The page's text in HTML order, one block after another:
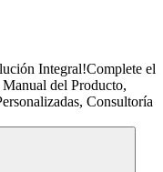
Integral!Complete el
del Producto,
Consultoría